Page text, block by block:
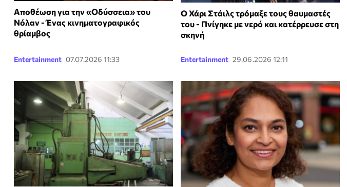
Αποθέωση για την «Οδύσσεια» του
Νόλαν - Ένας κινηματογραφικός
θρίαμβος
Entertainment 07.07.2026 11:33
Ο Χάρι Στάιλς τρόμαξε τους θαυμαστές
του - Πνίγηκε με νερό και κατέρρευσε στη
σκηνή
Entertainment 29.06.2026 12:11